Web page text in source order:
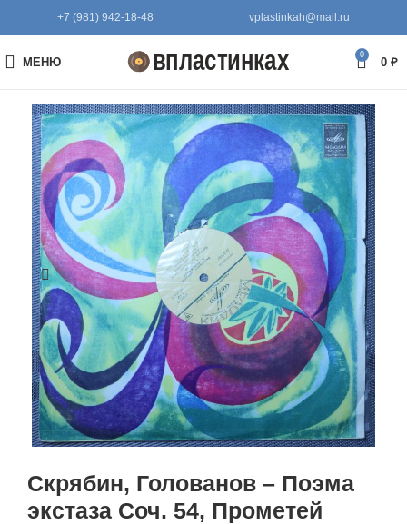
+7 (981) 942-18-48 vplastinkah@mail.ru
МЕНЮ
0
0 ₽
Скрябин, Голованов – Поэма
экстаза Cоч. 54, Прометей